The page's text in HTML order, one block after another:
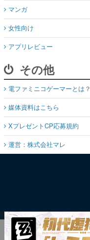
マンガ
女性向け
アプリレビュー
その他
電ファミニコゲーマーとは？
媒体資料はこちら
XプレゼントCP応募規約
運営：株式会社マレ